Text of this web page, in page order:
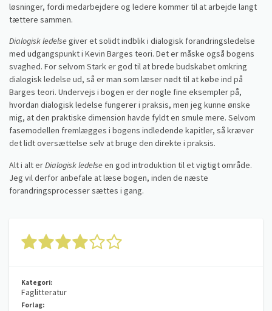
løsninger, fordi medarbejdere og ledere kommer til at arbejde langt
tættere sammen.
Dialogisk ledelsegiver et solidt indblik i dialogisk forandringsledelse
med udgangspunkt i Kevin Barges teori. Det er måske også bogens
svaghed. For selvom Stark er god til at brede budskabet omkring
dialogisk ledelse ud, så er man som læser nødt til at købe ind på
Barges teori. Undervejs i bogen er der nogle fine eksempler på,
hvordan dialogisk ledelse fungerer i praksis, men jeg kunne ønske
mig, at den praktiske dimension havde fyldt en smule mere. Selvom
fasemodellen fremlægges i bogens indledende kapitler, så kræver
det lidt oversættelse selv at bruge den direkte i praksis.
Alt i alt erDialogisk ledelseen god introduktion til et vigtigt område.
Jeg vil derfor anbefale at læse bogen, inden de næste
forandringsprocesser sættes i gang.
Kategori:
Faglitteratur
Forlag: